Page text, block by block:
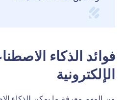
فوائد الذكاء
الإلكترونية